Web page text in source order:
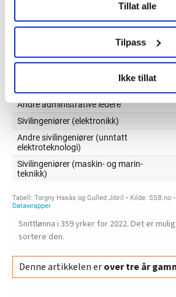
data behandles og hvordan du kan
brukes. Du kan hele tiden endre eller
samtykke fra erklæringen om
LO Medias publikasjoner
og fontene.no bruker
lære hvordan våre nettsider blir brukt
relevant innhold, tilpassede annonser
statistikk.
Vi deler bare informasjon om hvordan
nettstedet med LO Medias egne
innenfor analyse og annonsering.
oversikten lengre ned på denne
Tillat alle
Tilpass
Ikke tillat
Snittlønna i 359 yrker for 2022. Det er
sortere den.
Denne artikkelen erover tre år